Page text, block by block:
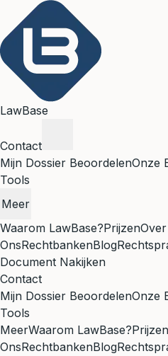
LawBase
Contact
Mijn Dossier BeoordelenOnze
Tools
Meer
Waarom LawBase?PrijzenOver
OnsRechtbankenBlog
Document Nakijken
Contact
Mijn Dossier BeoordelenOnze
Tools
MeerWaarom LawBase?Prijzen
OnsRechtbankenBlog